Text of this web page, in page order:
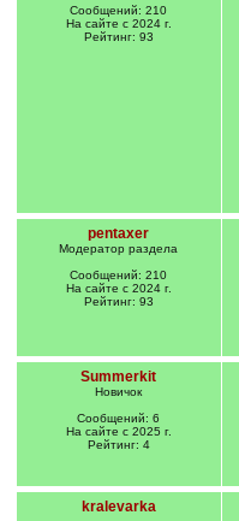
Сообщений: 210
На сайте с 2024 г.
Рейтинг: 93
pentaxer
Модератор раздела
Сообщений: 210
На сайте с 2024 г.
Рейтинг: 93
Summerkit
Новичок
Сообщений: 6
На сайте с 2025 г.
Рейтинг: 4
kralevarka